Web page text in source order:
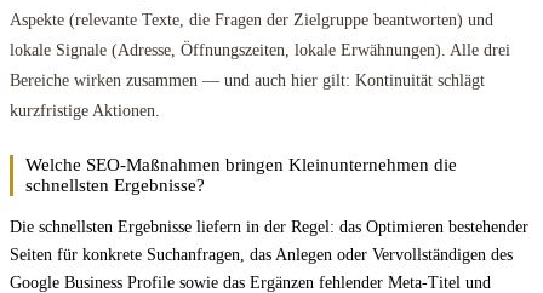
Aspekte (relevante Texte, die Fragen der Zielgruppe beantworten) und
lokale Signale (Adresse, Öffnungszeiten, lokale Erwähnungen). Alle drei
Bereiche wirken zusammen — und auch hier gilt: Kontinuität schlägt
kurzfristige Aktionen.
Welche SEO-Maßnahmen bringen Kleinunternehmen die
schnellsten Ergebnisse?
Die schnellsten Ergebnisse liefern in der Regel: das Optimieren bestehender
Seiten für konkrete Suchanfragen, das Anlegen oder Vervollständigen des
Google Business Profile sowie das Ergänzen fehlender Meta-Titel und